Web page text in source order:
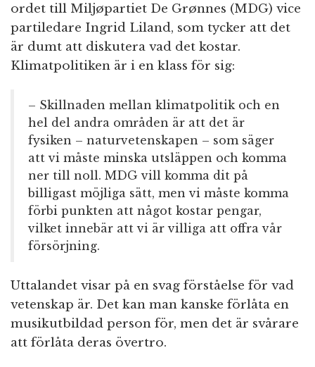
ordet till Miljøpartiet De Grønnes (MDG) vice
partiledare Ingrid Liland, som tycker att det
är dumt att diskutera vad det kostar.
Klimatpolitiken är i en klass för sig:
– Skillnaden mellan klimatpolitik och en
hel del andra områden är att det är
fysiken – naturvetenskapen – som säger
att vi måste minska utsläppen och komma
ner till noll. MDG vill komma dit på
billigast möjliga sätt, men vi måste komma
förbi punkten att något kostar pengar,
vilket innebär att vi är villiga att offra vår
försörjning.
Uttalandet visar på en svag förståelse för vad
vetenskap är. Det kan man kanske förlåta en
musikutbildad person för, men det är svårare
att förlåta deras övertro.